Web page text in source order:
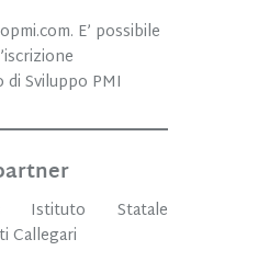
E’ possibile
Sviluppo PMI
Istituto Statale
Callegari